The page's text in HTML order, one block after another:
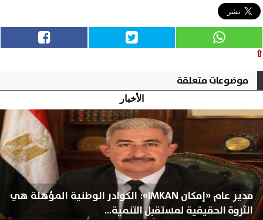
⇧
موضوعات متعلقة
الأخبار
مدير عام «إمكان IMKAN»: الكوادر الوطنية المؤهلة هي
الثروة الحقيقية لمستقبل التنمية...